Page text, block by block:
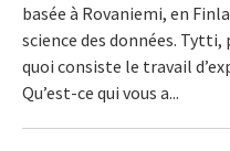
basée à Rovaniemi, en
science des données. Tytti,
quoi consiste le travail
Qu’est-ce qui vous a...